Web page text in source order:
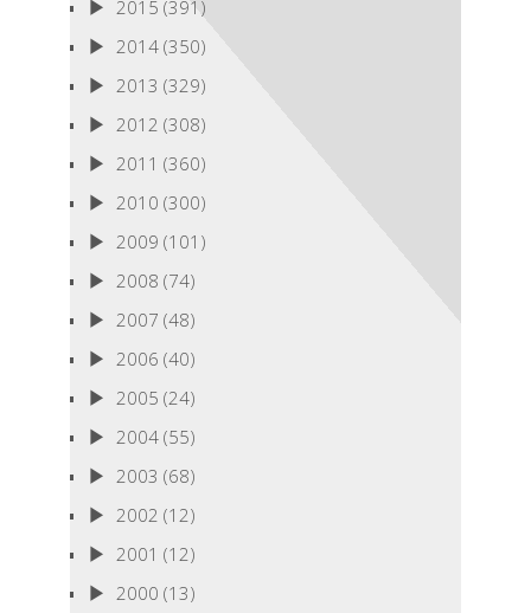
2015 (391)
2014 (350)
2013 (329)
2012 (308)
2011 (360)
2010 (300)
2009 (101)
2008 (74)
2007 (48)
2006 (40)
2005 (24)
2004 (55)
2003 (68)
2002 (12)
2001 (12)
2000 (13)